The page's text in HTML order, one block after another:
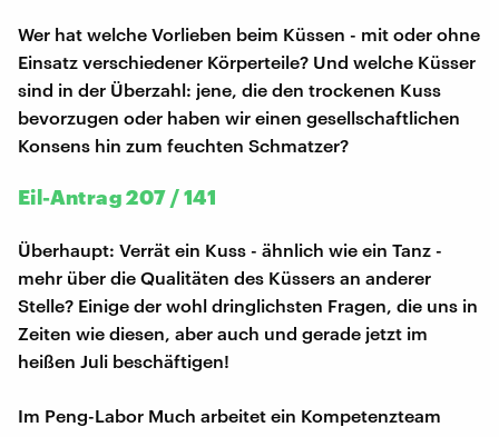
Wer hat welche Vorlieben beim Küssen - mit oder ohne
Einsatz verschiedener Körperteile? Und welche Küsser
sind in der Überzahl: jene, die den trockenen Kuss
bevorzugen oder haben wir einen gesellschaftlichen
Konsens hin zum feuchten Schmatzer?
Eil-Antrag 207 / 141
Überhaupt: Verrät ein Kuss - ähnlich wie ein Tanz -
mehr über die Qualitäten des Küssers an anderer
Stelle? Einige der wohl dringlichsten Fragen, die uns in
Zeiten wie diesen, aber auch und gerade jetzt im
heißen Juli beschäftigen!
Im Peng-Labor Much arbeitet ein Kompetenzteam